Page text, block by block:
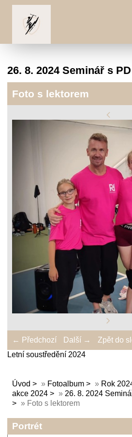
26. 8. 2024 Seminář s
Foto s lektorem
← Předchozí Další →
Zpět do
Letní soustředění 2024
Úvod » Fotoalbum » Rok
akce 2024
» 26. 8. 2024
» Foto s lektorem
Portrét